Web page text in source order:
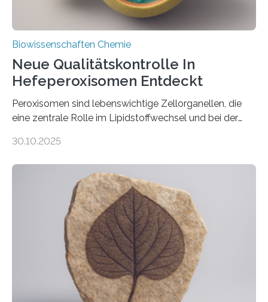
Biowissenschaften Chemie
Neue Qualitätskontrolle In
Hefeperoxisomen Entdeckt
Peroxisomen sind lebenswichtige Zellorganellen, die
eine zentrale Rolle im Lipidstoffwechsel und bei der
erfüllen können, müssen zahlreiche Enzyme präzise in
der Ruhr-Universität Bochum um Prof. Dr. Ralf Erdmann
und Dr. Ismaila Francis Yusuf hat nun einen bislang
unbekannten Qualitätskontrollmechanismus des
peroxisomalen Proteintransports in der Bäckerhefe
Saccharomyces cerevisiae entdeckt, der für die
Funktionsfähigkeit der Organellen entscheidend ist. Die
Studie wurde am 28. Oktober 2025 in der
Fachzeitschrift…
30.10.2025